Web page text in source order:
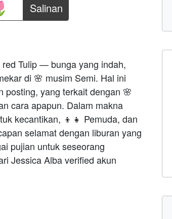
Salinan
Tulip — bunga yang indah,
di 🌸 musim Semi. Hal ini
yang terkait dengan 🌸
cara apapun. Dalam makna
kecantikan, 👦👧 Pemuda, dan
selamat dengan liburan yang
pujian untuk seseorang
Jessica Alba verified akun